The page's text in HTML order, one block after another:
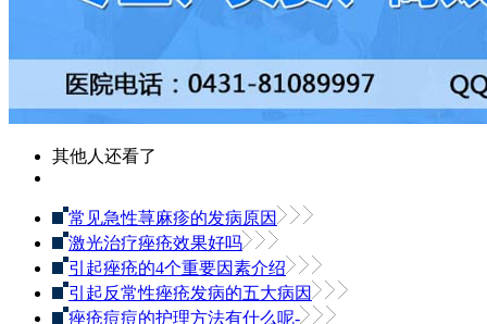
其他人还看了
常见急性荨麻疹的发病原因
激光治疗痤疮效果好吗
引起痤疮的4个重要因素介绍
引起反常性痤疮发病的五大病因
痤疮痘痘的护理方法有什么呢-